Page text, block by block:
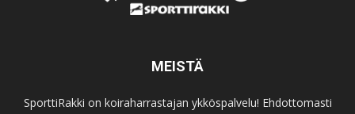
MEISTÄ
SporttiRakki on koiraharrastajan ykköspalvelu! Ehdottomasti